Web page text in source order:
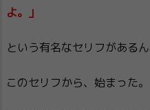
よ。」
という有名なセリフがあるん
このセリフから、始まった。